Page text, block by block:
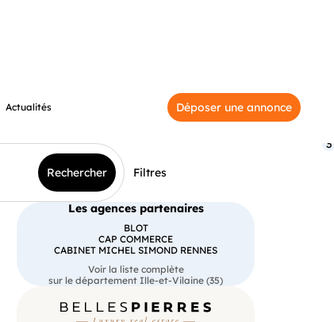
Actualités Déposer une annonce
Rechercher Filtres
3
Les agences partenaires
BLOT
CAP COMMERCE
CABINET MICHEL SIMOND RENNES
Voir la liste complète
sur le département Ille-et-Vilaine (35)